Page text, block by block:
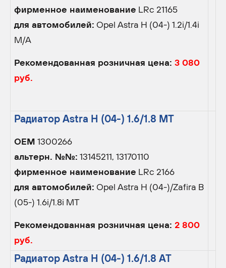
фирменное наименование LRc 21165
для автомобилей: Opel Astra H (04-) 1.2i/1.4i
M/А
Рекомендованная розничная цена: 3 080
руб.
Радиатор Astra H (04-) 1.6/1.8 MT
OEM 1300266
альтерн. №№: 13145211, 13170110
фирменное наименование LRc 2166
для автомобилей: Opel Astra H (04-)/Zafira B
(05-) 1.6i/1.8i MT
Рекомендованная розничная цена: 2 800
руб.
Радиатор Astra H (04-) 1.6/1.8 AT